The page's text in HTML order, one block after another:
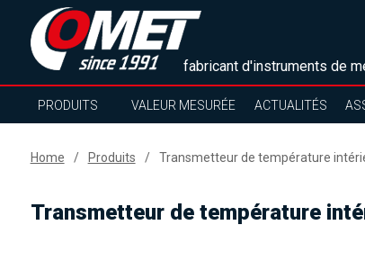
fabricant d'instruments de
PRODUITS VALEUR MESURÉE ACTUALITÉS
Home Produits Transmetteur de température
Transmetteur de température